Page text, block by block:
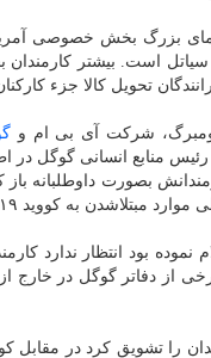
بزرگ بخش خصوصی
تحویل کالا جزء
شرکت آی بی ام و
رئیس منابع انسانی گوگل در
بصورت داوطلبانه
به کووید ۱۹ گشوده خواهند شد.
از دفاتر گوگل در خارج